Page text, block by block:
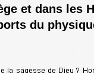
et dans les
du